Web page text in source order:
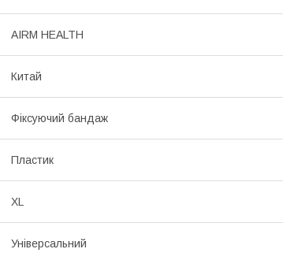
AIRM HEALTH
Китай
Фіксуючий бандаж
Пластик
XL
Універсальний